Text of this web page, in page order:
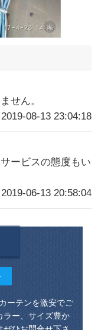
せん。
2019-08-13 23:04:18
ービスの態度もい
2019-06-13 20:58:04
ーテンを激安でご
ラー、サイズ豊か